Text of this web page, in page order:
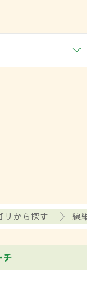
リから探す 線
チ